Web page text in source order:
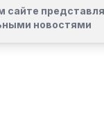
сайте
новостями